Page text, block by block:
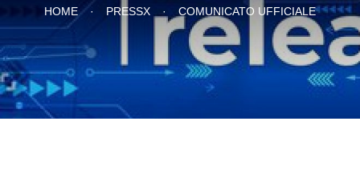
HOME · PRESSX · COMUNICATO UFFICIALE